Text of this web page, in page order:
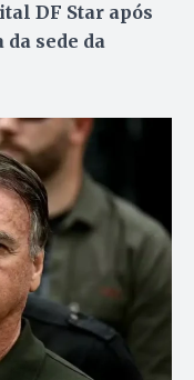
DF Star após
sede da